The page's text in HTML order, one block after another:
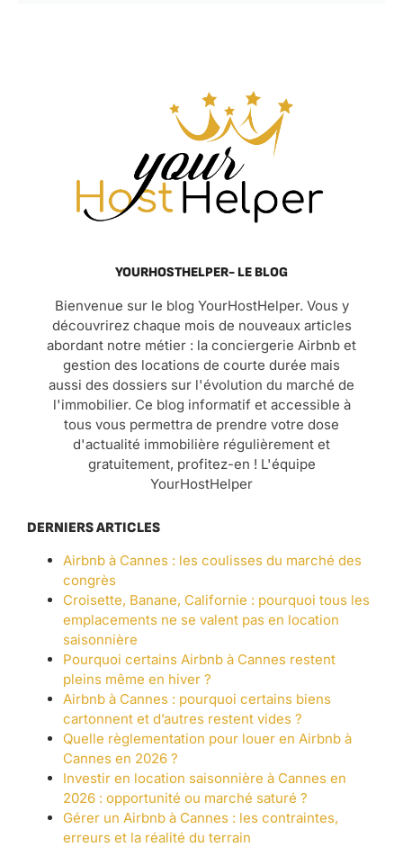
YOURHOSTHELPER- LE BLOG
Bienvenue sur le blog YourHostHelper. Vous y
découvrirez chaque mois de nouveaux articles
abordant notre métier : la conciergerie Airbnb et
gestion des locations de courte durée mais
aussi des dossiers sur l'évolution du marché de
l'immobilier. Ce blog informatif et accessible à
tous vous permettra de prendre votre dose
d'actualité immobilière régulièrement et
gratuitement, profitez-en ! L'équipe
YourHostHelper
DERNIERS ARTICLES
Airbnb à Cannes : les coulisses du marché des
congrès
Croisette, Banane, Californie : pourquoi tous les
emplacements ne se valent pas en location
saisonnière
Pourquoi certains Airbnb à Cannes restent
pleins même en hiver ?
Airbnb à Cannes : pourquoi certains biens
cartonnent et d’autres restent vides ?
Quelle règlementation pour louer en Airbnb à
Cannes en 2026 ?
Investir en location saisonnière à Cannes en
2026 : opportunité ou marché saturé ?
Gérer un Airbnb à Cannes : les contraintes,
erreurs et la réalité du terrain